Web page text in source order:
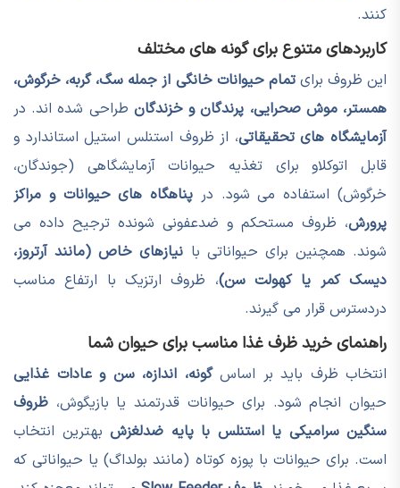
کنند.
کاربردهای متنوع برای گونه های مختلف
این ظروف برایتمام حیوانات خانگی از جمله سگ، گربه، خرگوش،
همستر، موش صحرایی، پرندگان و خزندگان طراحی شده اند. در
آزمایشگاه های تحقیقاتی، از ظروف استنلس استیل استاندارد و
قابل اتوکلاو برای تغذیه حیوانات آزمایشگاهی (جوندگان،
خرگوش) استفاده می شود. در پناهگاه های حیوانات و مراکز
پرورش، ظروف مستحکم و ضدعفونی شونده ترجیح داده می
شوند. همچنین برای حیواناتی با نیازهای خاص (مانند آرتروز،
دیسک کمر یا کهولت سن)، ظروف ارتزیک با ارتفاع مناسب
دردسترس قرار می گیرند.
راهنمای خرید ظرف غذا مناسب برای حیوان شما
انتخاب ظرف باید بر اساسگونه، اندازه، سن و عادات غذایی
حیوان انجام شود. برای حیوانات قدرتمند یا بازیگوش، ظروف
سنگین سرامیکی یا استنلس با پایه ضدلغزش بهترین انتخاب
است. برای حیوانات با پوزه کوتاه (مانند بولداگ) یا حیواناتی که